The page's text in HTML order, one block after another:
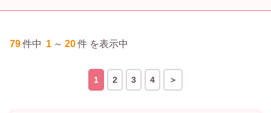
79 件中 1 ～ 20 件 を表示中
1 2 3 4